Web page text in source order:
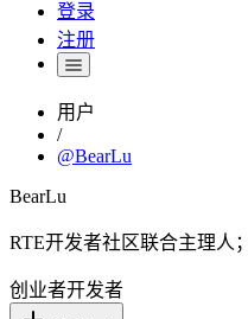
登录
注册
用户
/
@BearLu
BearLu
RTE开发者社区联合主理人
创业者开发者